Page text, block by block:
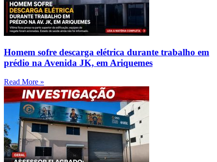
Homem sofre descarga elétrica durante trabalho em
prédio na Avenida JK, em Ariquemes
Read More »